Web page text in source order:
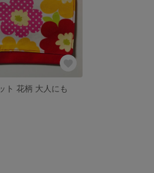
ト 花柄 大人にも